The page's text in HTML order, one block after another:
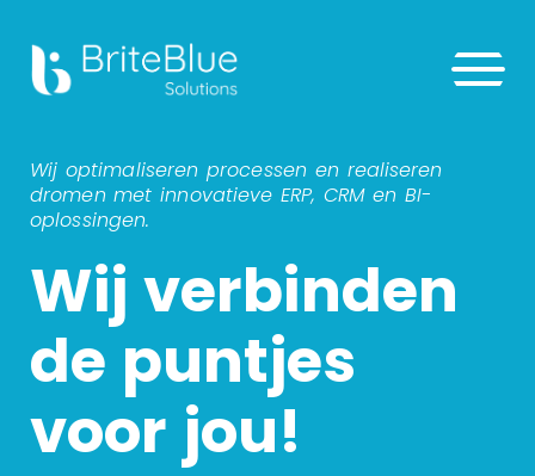
Wij optimaliseren processen en realiseren
dromen met innovatieve ERP, CRM en BI-
oplossingen.
Wij verbinden
de puntjes
voor jou!